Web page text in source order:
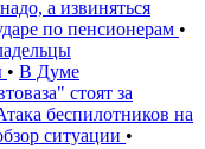
а извиняться
по пенсионерам •
• В Думе
стоят за
беспилотников на
ситуации •